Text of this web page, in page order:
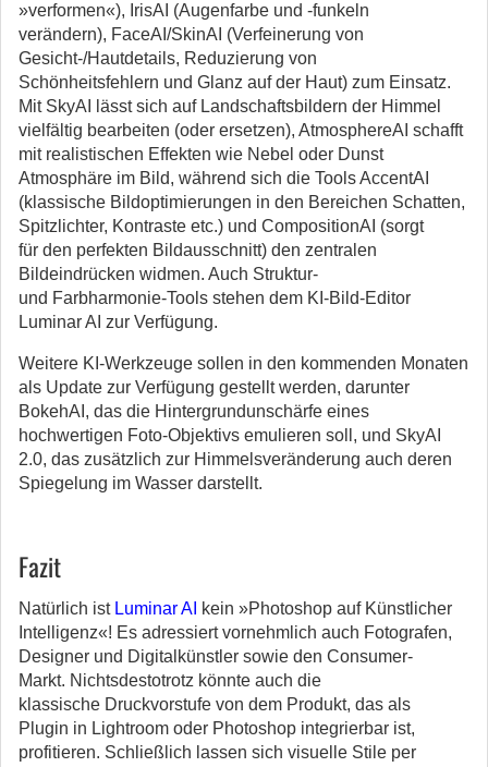
»verformen«), IrisAI (Augenfarbe und -funkeln
verändern), FaceAI/SkinAI (Verfeinerung von
Gesicht-/Hautdetails, Reduzierung von
Schönheitsfehlern und Glanz auf der Haut) zum Einsatz.
Mit SkyAI lässt sich auf Landschaftsbildern der Himmel
vielfältig bearbeiten (oder ersetzen), AtmosphereAI schafft
mit realistischen Effekten wie Nebel oder Dunst
Atmosphäre im Bild, während sich die Tools AccentAI
(klassische Bildoptimierungen in den Bereichen Schatten,
Spitzlichter, Kontraste etc.) und CompositionAI (sorgt
für den perfekten Bildausschnitt) den zentralen
Bildeindrücken widmen. Auch Struktur-
und Farbharmonie-Tools stehen dem KI-Bild-Editor
Luminar AI zur Verfügung.
Weitere KI-Werkzeuge sollen in den kommenden Monaten
als Update zur Verfügung gestellt werden, darunter
BokehAI, das die Hintergrundunschärfe eines
hochwertigen Foto-Objektivs emulieren soll, und SkyAI
2.0, das zusätzlich zur Himmelsveränderung auch deren
Spiegelung im Wasser darstellt.
Fazit
Natürlich ist Luminar AI kein »Photoshop auf Künstlicher
Intelligenz«! Es adressiert vornehmlich auch Fotografen,
Designer und Digitalkünstler sowie den Consumer-
Markt. Nichtsdestotrotz könnte auch die
klassische Druckvorstufe von dem Produkt, das als
Plugin in Lightroom oder Photoshop integrierbar ist,
profitieren. Schließlich lassen sich visuelle Stile per